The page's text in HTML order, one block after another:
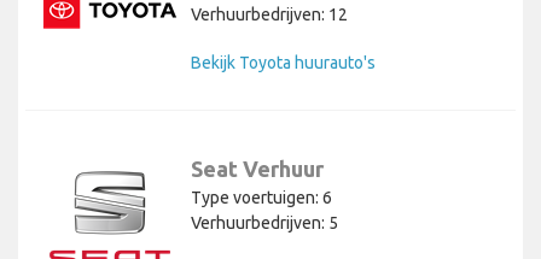
Verhuurbedrijven: 12
Bekijk Toyota huurauto's
Seat Verhuur
Type voertuigen: 6
Verhuurbedrijven: 5